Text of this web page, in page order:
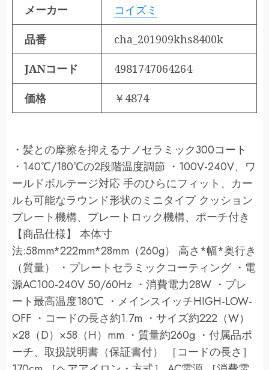
メーカー コイズミ
品番 cha_201909khs8400k
JANコード 4981747064264
価格 ￥4874
・髪との摩擦を抑えるナノセラミック300コート
・140℃/180℃の2段階温度調節 ・100V-240V、ワ
ールドボルテージ対応 手のひらにフィット、カー
ルも可能なラウンド形状のミニタイプ クッション
プレート機構、プレートロック機構、ポーチ付き
【商品仕様】 本体寸
法:58mm*222mm*28mm（260g） 高さ*幅*奥行き
（質量） ・プレートセラミックコーティング ・電
源AC100-240V 50/60Hz ・消費電力28W ・プレ
ート最高温度180℃ ・メインスイッチHIGH-LOW-
OFF ・コードの長さ約1.7m ・サイズ約222（W）
×28（D）×58（H）mm ・質量約260g ・付属品ポ
ーチ、取扱説明書（保証書付） ［コードの長さ］